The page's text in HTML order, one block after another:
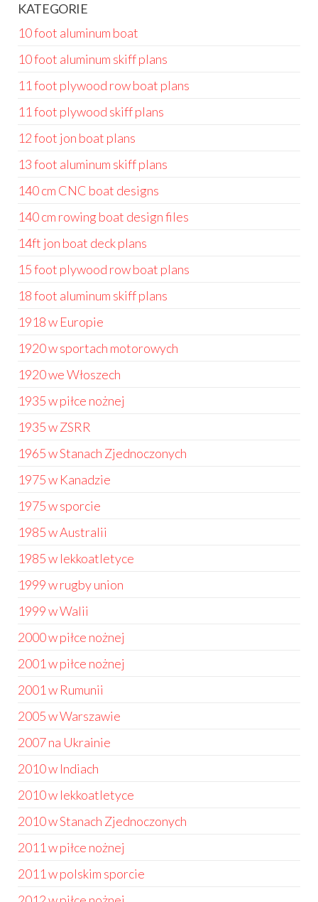
KATEGORIE
10 foot aluminum boat
10 foot aluminum skiff plans
11 foot plywood row boat plans
11 foot plywood skiff plans
12 foot jon boat plans
13 foot aluminum skiff plans
140 cm CNC boat designs
140 cm rowing boat design files
14ft jon boat deck plans
15 foot plywood row boat plans
18 foot aluminum skiff plans
1918 w Europie
1920 w sportach motorowych
1920 we Włoszech
1935 w piłce nożnej
1935 w ZSRR
1965 w Stanach Zjednoczonych
1975 w Kanadzie
1975 w sporcie
1985 w Australii
1985 w lekkoatletyce
1999 w rugby union
1999 w Walii
2000 w piłce nożnej
2001 w piłce nożnej
2001 w Rumunii
2005 w Warszawie
2007 na Ukrainie
2010 w Indiach
2010 w lekkoatletyce
2010 w Stanach Zjednoczonych
2011 w piłce nożnej
2011 w polskim sporcie